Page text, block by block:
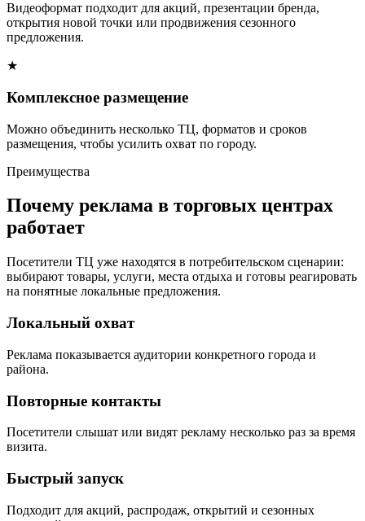
Видеоформат подходит для акций, презентации бренда,
открытия новой точки или продвижения сезонного
предложения.
★
Комплексное размещение
Можно объединить несколько ТЦ, форматов и сроков
размещения, чтобы усилить охват по городу.
Преимущества
Почему реклама в торговых центрах
работает
Посетители ТЦ уже находятся в потребительском сценарии:
выбирают товары, услуги, места отдыха и готовы реагировать
на понятные локальные предложения.
Локальный охват
Реклама показывается аудитории конкретного города и
района.
Повторные контакты
Посетители слышат или видят рекламу несколько раз за время
визита.
Быстрый запуск
Подходит для акций, распродаж, открытий и сезонных